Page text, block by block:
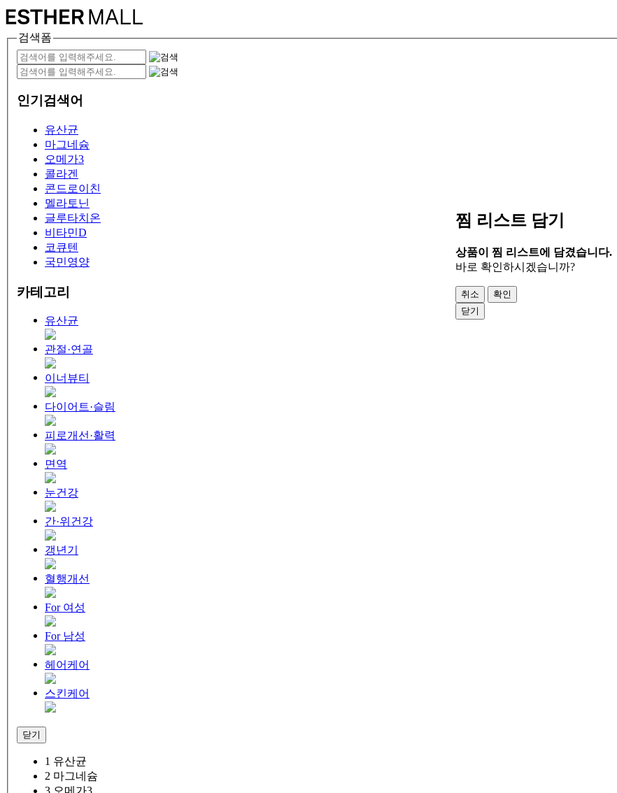
검색폼
인기검색어
유산균
마그네슘
오메가3
콜라겐
콘드로이친
멜라토닌
글루타치온
비타민D
코큐텐
국민영양
카테고리
유산균
관절·연골
이너뷰티
다이어트·슬림
피로개선·활력
면역
눈건강
간·위건강
갱년기
혈행개선
For 여성
For 남성
헤어케어
스킨케어
닫기
1 유산균
2 마그네슘
찜 리스트 담기
상품이 찜 리스트에 담겼습니다.
바로 확인하시겠습니까?
취소
확인
닫기